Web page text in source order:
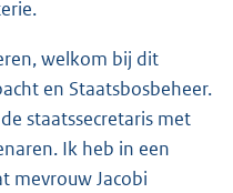
welkom bij dit
en Staatsbosbeheer.
staatssecretaris met
Ik heb in een
mevrouw Jacobi